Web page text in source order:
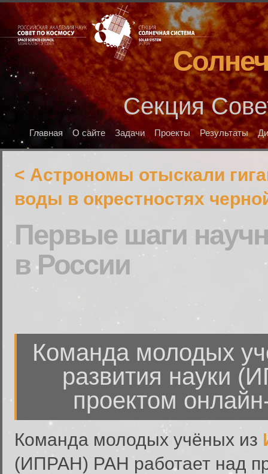
Секция
Главная О сайте Задачи Проекты Результаты
< Астрономы отыскали
воды в окрестностях
Первые шаги
в России
Команда молодых
развития науки
проектом
Команда молодых учёных из
(ИПРАН) РАН работает над